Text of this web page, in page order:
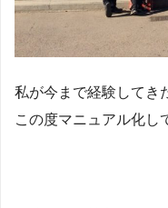
私が今まで経験してき
この度マニュアル化し